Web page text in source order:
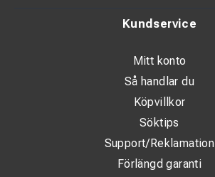
Antal per pall (st) / (m): 84 / 100
Kundservice
Mitt konto
Så handlar du
Köpvillkor
Söktips
Support/Reklamation
Förlängd garanti